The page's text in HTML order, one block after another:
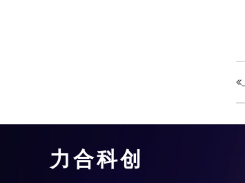
力合科创